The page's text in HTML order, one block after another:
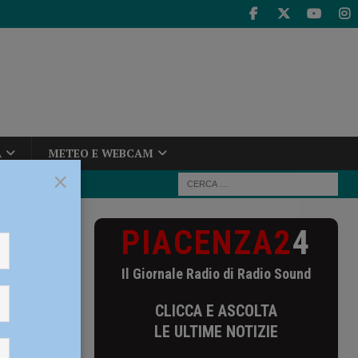
METEO E WEBCAM
PIACENZA24
Il Giornale Radio di Radio Sound
CLICCA E ASCOLTA
LE ULTIME NOTIZIE
×